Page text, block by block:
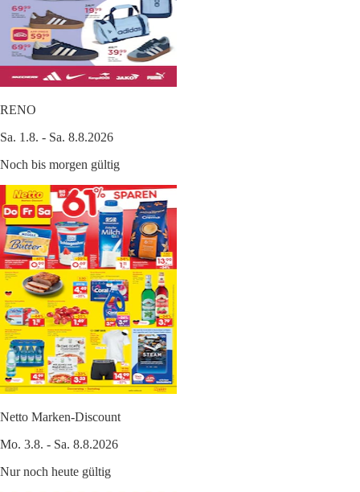
RENO
Sa. 1.8. - Sa. 8.8.2026
Noch bis morgen gültig
Netto Marken-Discount
Mo. 3.8. - Sa. 8.8.2026
Nur noch heute gültig